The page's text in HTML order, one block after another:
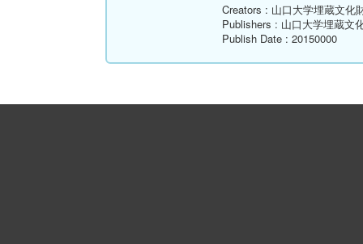
Creators : 山口大学埋蔵文化
Publishers : 山口大学埋蔵文
Publish Date : 20150000